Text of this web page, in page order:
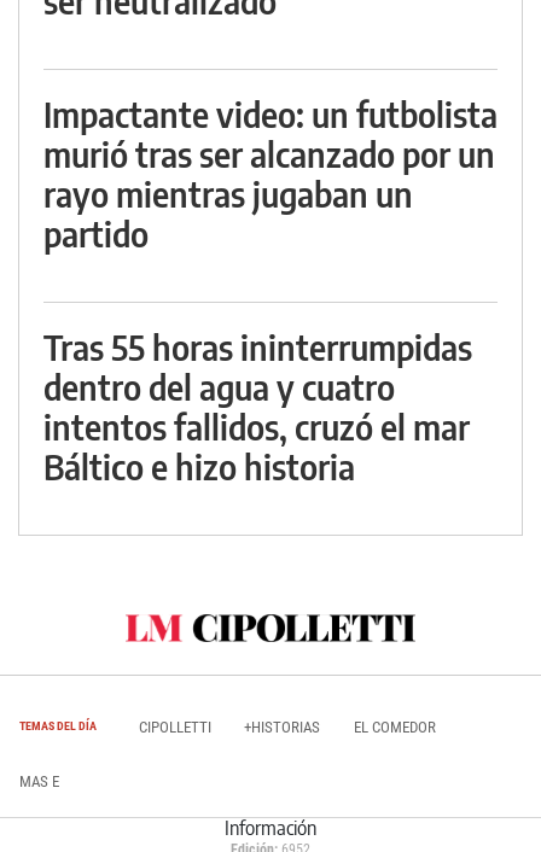
Impactante video: un futbolista
murió tras ser alcanzado por un
rayo mientras jugaban un
partido
Tras 55 horas ininterrumpidas
dentro del agua y cuatro
intentos fallidos, cruzó el mar
Báltico e hizo historia
TEMAS DEL DÍA CIPOLLETTI +HISTORIAS EL COMEDOR
MAS E
Información